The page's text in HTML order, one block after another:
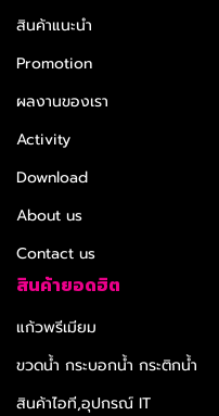
สินค้าแนะนำ
Promotion
ผลงานของเรา
Activity
Download
About us
Contact us
สินค้ายอดฮิต
แก้วพรีเมียม
ขวดน้ำ กระบอกน้ำ กระติกน้ำ
สินค้าไอที,อุปกรณ์ IT